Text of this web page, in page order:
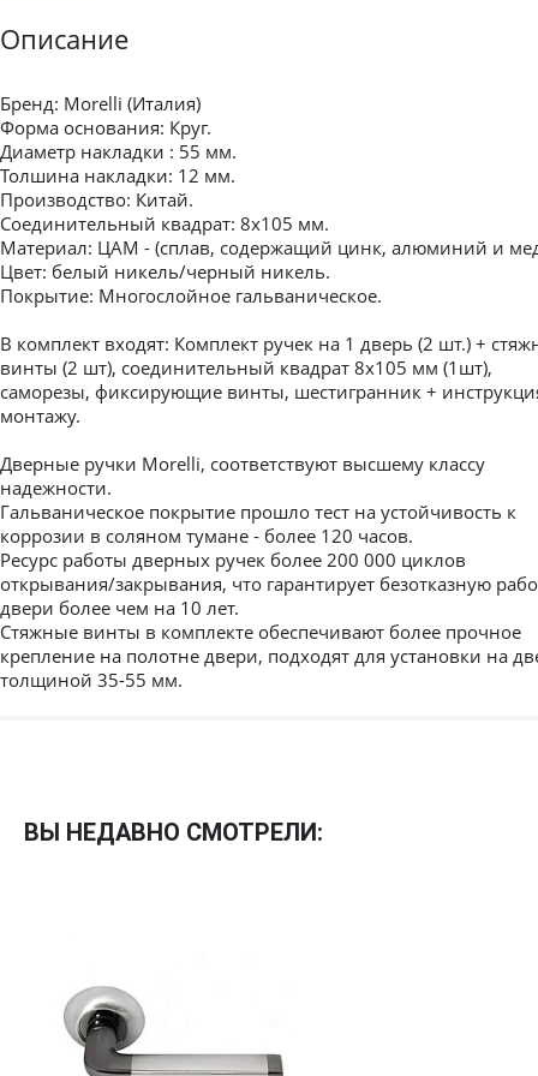
Декор
Описание
Бренд: Morelli (Италия)
Форма основания: Круг.
Диаметр накладки : 55 мм.
Толшина накладки: 12 мм.
Производство: Китай.
Соединительный квадрат: 8x105 мм.
Материал: ЦАМ - (сплав, содержащий цинк, алюминий и
Цвет: белый никель/черный никель.
Покрытие: Многослойное гальваническое.
В комплект входят: Комплект ручек на 1 дверь (2 шт.) +
винты (2 шт), соединительный квадрат 8x105 мм (1шт),
саморезы, фиксирующие винты, шестигранник +
монтажу.
Дверные ручки Morelli, соответствуют высшему классу
надежности.
Гальваническое покрытие прошло тест на устойчивость к
коррозии в соляном тумане - более 120 часов.
Ресурс работы дверных ручек более 200 000 циклов
открывания/закрывания, что гарантирует безотказную
двери более чем на 10 лет.
Стяжные винты в комплекте обеспечивают более прочное
крепление на полотне двери, подходят для установки на
толщиной 35-55 мм.
ВЫ НЕДАВНО СМОТРЕЛИ: